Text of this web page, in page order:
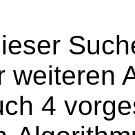
weiteren
4